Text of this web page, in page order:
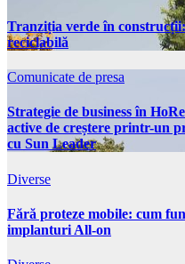
Tranziția verde în
reciclabilă
Comunicate de presa
Strategie de business în
active de creștere printr-un
cu Sun Leader
Diverse
Fără proteze mobile: cum
implanturi All-on